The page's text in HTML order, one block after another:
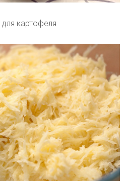
для картофеля